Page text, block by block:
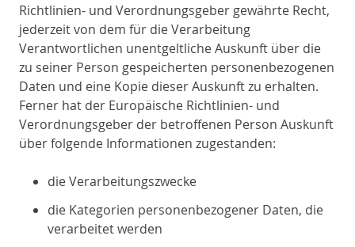
Richtlinien- und Verordnungsgeber gewährte Recht,
jederzeit von dem für die Verarbeitung
Verantwortlichen unentgeltliche Auskunft über die
zu seiner Person gespeicherten personenbezogenen
Daten und eine Kopie dieser Auskunft zu erhalten.
Ferner hat der Europäische Richtlinien- und
Verordnungsgeber der betroffenen Person Auskunft
über folgende Informationen zugestanden:
die Verarbeitungszwecke
die Kategorien personenbezogener Daten, die
verarbeitet werden